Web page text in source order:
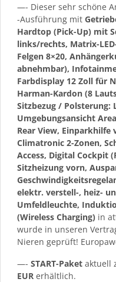
—- Dieser sehr schöne
-Ausführung mit
Hardtop (Pick-Up) mit
links/rechts, Matrix-
Felgen 8×20,
abnehmbar),
Farbdisplay 12 Zoll für
Harman-Kardon (8
Sitzbezug / Polsterung:
Umgebungsansicht
Rear View,
Climatronic 2-Zonen,
Access, Digital Cockpit
Sitzheizung vorn,
elektr. verstell-, heiz-
Umfeldleuchte,
(Wireless Charging) in
wurde in unseren
Nieren geprüft!
—- START-Paket aktuell
EUR erhältlich.